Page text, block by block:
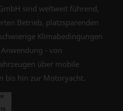
sind weltweit führend,
Betrieb, platzsparenden
Klimabedingungen
- von
über mobile
bis hin zur Motoryacht.